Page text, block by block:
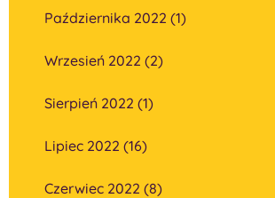
Października 2022 (1)
Wrzesień 2022 (2)
Sierpień 2022 (1)
Lipiec 2022 (16)
Czerwiec 2022 (8)